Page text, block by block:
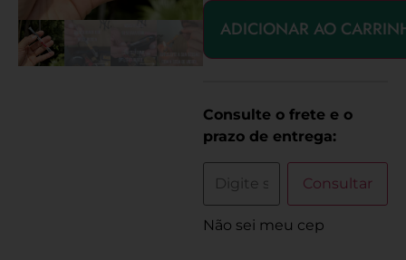
ADICIONAR AO
Consulte o frete e o
prazo de entrega:
Consultar
Não sei meu cep